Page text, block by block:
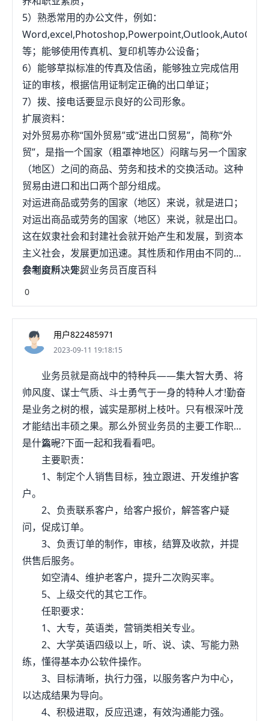
5）熟悉常用的办公文件，例如：
Word,excel,Photoshop,Powerpoint,Outlook,AutoCad
等；能够使用传真机、复印机等办公设备；
6）能够草拟标准的传真及信函，能够独立完成信用
证的审核，根据信用证制定正确的出口单证；
7）拨、接电话要显示良好的公司形象。
扩展资料：
对外贸易亦称“国外贸易”或“进出口贸易”，简称“外
贸”，是指一个国家（粗罩神地区）闷瞎与另一个国家
（地区）之间的商品、劳务和技术的交换活动。这种
贸易由进口和出口两个部分组成。
对运进商品或劳务的国家（地区）来说，就是进口；
对运出商品或劳务的国家（地区）来说，就是出口。
这在奴隶社会和封建社会就开始产生和发展，到资本
主义社会，发展更加迅速。其性质和作用由不同的社
会制度所决定。
参考资料：外贸业务员百度百科
0
用户822485971
2023-09-11 19:18:15
业务员就是商战中的特种兵——集大智大勇、将
帅风度、谋士气质、斗士勇气于一身的特种人才!勤奋
是业务之树的根，诚实是那树上枝叶。只有根深叶茂
才能结出丰硕之果。那么外贸业务员的主要工作职责
是什么呢?下面一起和我看看吧。
篇一
主要职责：
1、制定个人销售目标，独立跟进、开发维护客
户。
2、负责联系客户，给客户报价，解答客户疑
问，促成订单。
3、负责订单的制作，审核，结算及收款，并提
供售后服务。
如空清4、维护老客户，提升二次购买率。
5、上级交代的其它工作。
任职要求：
1、大专，英语类，营销类相关专业。
2、大学英语四级以上，听、说、读、写能力熟
练，懂得基本办公软件操作。
3、目标清晰，执行力强，以服务客户为中心，
以达成结果为导向。
4、积极进取，反应迅速，有效沟通能力强。